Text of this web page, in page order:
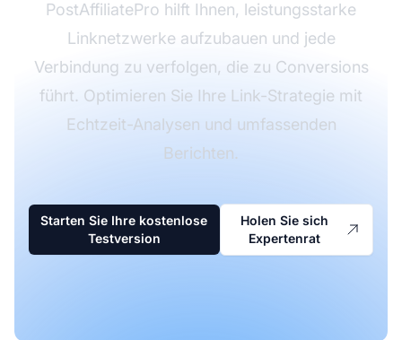
PostAffiliatePro hilft Ihnen, leistungsstarke
Linknetzwerke aufzubauen und jede
Verbindung zu verfolgen, die zu Conversions
führt. Optimieren Sie Ihre Link-Strategie mit
Echtzeit-Analysen und umfassenden
Berichten.
Starten Sie Ihre kostenlose
Testversion
Holen Sie sich
Expertenrat